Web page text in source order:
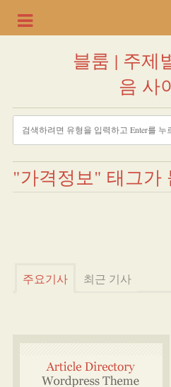
블룸 | 주제
음 사
"가격정보" 태그가
주요기사 최근 기사